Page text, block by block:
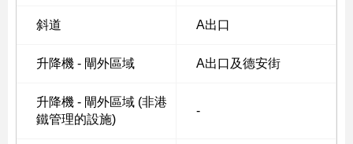
斜道 A出口
升降機 - 閘外區域 A出口及德安街
升降機 - 閘外區域 (非港
鐵管理的設施)
-